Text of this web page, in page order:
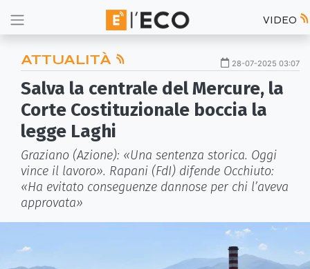
VIDEO
ATTUALITÀ 28-07-2025 03:07
Salva la centrale del Mercure, la
Corte Costituzionale boccia la
legge Laghi
Graziano (Azione): «Una sentenza storica. Oggi
vince il lavoro». Rapani (FdI) difende Occhiuto:
«Ha evitato conseguenze dannose per chi l’aveva
approvata»